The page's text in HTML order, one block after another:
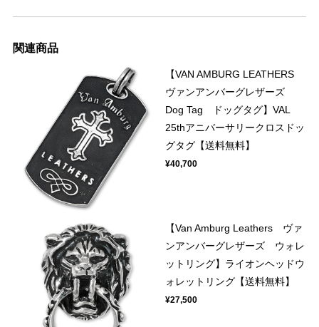
関連商品
【VAN AMBURG LEATHERS
ヴァンアンバーグレザーズ
Dog Tag ドッグタグ】VAL
25thアニバーサリークロスドッ
グタグ【送料無料】
¥40,700
【Van Amburg Leathers ヴァ
ンアンバーグレザーズ ウォレ
ットリング】ライオンヘッドウ
ォレットリング【送料無料】
¥27,500